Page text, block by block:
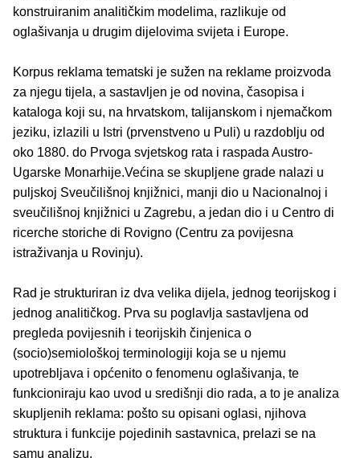
konstruiranim analitičkim modelima, razlikuje od
oglašivanja u drugim dijelovima svijeta i Europe.
Korpus reklama tematski je sužen na reklame proizvoda
za njegu tijela, a sastavljen je od novina, časopisa i
kataloga koji su, na hrvatskom, talijanskom i njemačkom
jeziku, izlazili u Istri (prvenstveno u Puli) u razdoblju od
oko 1880. do Prvoga svjetskog rata i raspada Austro-
Ugarske Monarhije.Većina se skupljene grade nalazi u
puljskoj Sveučilišnoj knjižnici, manji dio u Nacionalnoj i
sveučilišnoj knjižnici u Zagrebu, a jedan dio i u Centro di
ricerche storiche di Rovigno (Centru za povijesna
istraživanja u Rovinju).
Rad je strukturiran iz dva velika dijela, jednog teorijskog i
jednog analitičkog. Prva su poglavlja sastavljena od
pregleda povijesnih i teorijskih činjenica o
(socio)semiološkoj terminologiji koja se u njemu
upotrebljava i općenito o fenomenu oglašivanja, te
funkcioniraju kao uvod u središnji dio rada, a to je analiza
skupljenih reklama: pošto su opisani oglasi, njihova
struktura i funkcije pojedinih sastavnica, prelazi se na
samu analizu.